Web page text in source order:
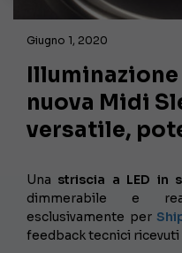
Giugno 1, 2020
Illuminazione
nuova Midi
versatile,
Una striscia a LED in
dimmerabile e
esclusivamente per
feedback tecnici ricevuti